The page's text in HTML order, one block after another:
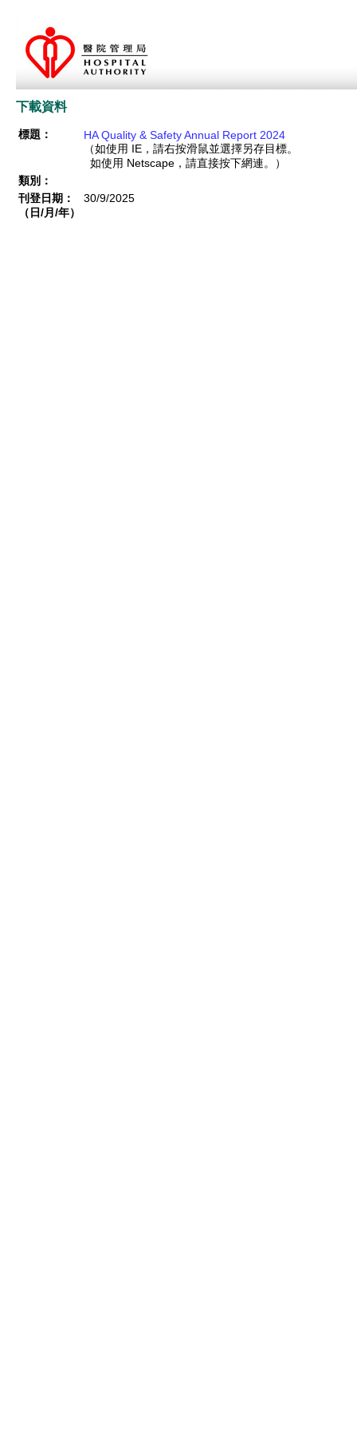
下載資料
標題：
HA Quality & Safety Annual Report 2024
（如使用 IE，請右按滑鼠並選擇另存目標。
如使用 Netscape，請直接按下網連。）
類別：
刊登日期：
（日/月/年）
30/9/2025